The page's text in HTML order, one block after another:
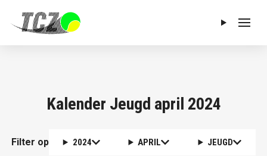
Menu
Kalender Jeugd april 2024
Filter op 2024 APRIL JEUGD